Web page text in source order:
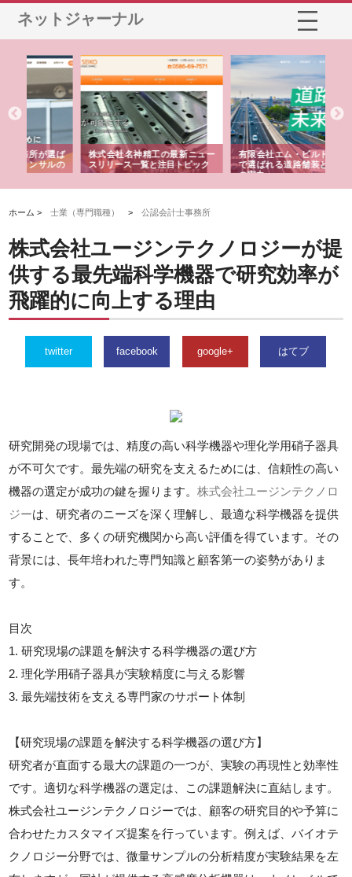
ネットジャーナル
株式会社名神精工の最新ニュー
スリリース一覧と注目トピック
有限会社エム・ビルドが南多摩
で選ばれる道路舗装と土木工事
の実力
ホーム >士業（専門職種） >公認会計士事務所
株式会社ユージンテクノロジーが提
供する最先端科学機器で研究効率が
飛躍的に向上する理由
twitter facebook google+ はてブ
研究開発の現場では、精度の高い科学機器や理化学用硝子器具
が不可欠です。最先端の研究を支えるためには、信頼性の高い
機器の選定が成功の鍵を握ります。株式会社ユージンテクノロ
ジーは、研究者のニーズを深く理解し、最適な科学機器を提供
することで、多くの研究機関から高い評価を得ています。その
背景には、長年培われた専門知識と顧客第一の姿勢がありま
す。
目次
1. 研究現場の課題を解決する科学機器の選び方
2. 理化学用硝子器具が実験精度に与える影響
3. 最先端技術を支える専門家のサポート体制
【研究現場の課題を解決する科学機器の選び方】
研究者が直面する最大の課題の一つが、実験の再現性と効率性
です。適切な科学機器の選定は、この課題解決に直結します。
株式会社ユージンテクノロジーでは、顧客の研究目的や予算に
合わせたカスタマイズ提案を行っています。例えば、バイオテ
クノロジー分野では、微量サンプルの分析精度が実験結果を左